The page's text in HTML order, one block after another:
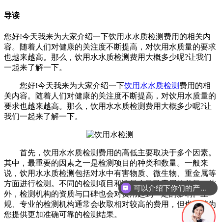
导读
您好!今天我来为大家介绍一下饮用水水质检测费用的相关内
容。随着人们对健康的关注度不断提高，对饮用水质量的要求
也越来越高。那么，饮用水水质检测费用大概多少呢?让我们
一起来了解一下。
您好!今天我来为大家介绍一下饮用水水质检测 费用的相
关内容。随着人们对健康的关注度不断提高，对饮用水质量的
要求也越来越高。那么，饮用水水质检测费用大概多少呢?让
我们一起来了解一下。
首先，饮用水水质检测费用的高低主要取决于多个因素。
其中，最重要的因素之一是检测项目的种类和数量。一般来
说，饮用水水质检测包括对水中有害物质、微生物、重金属等
方面进行检测。不同的检测项目和数量会导致费用的差异。此
外，检测机构的资质与口碑也会对费用起到一定的影响。正
规、专业的检测机构通常会收取相对较高的费用，但也能够为
您提供更加准确可靠的检测结果。
可以介绍下你们的产品么